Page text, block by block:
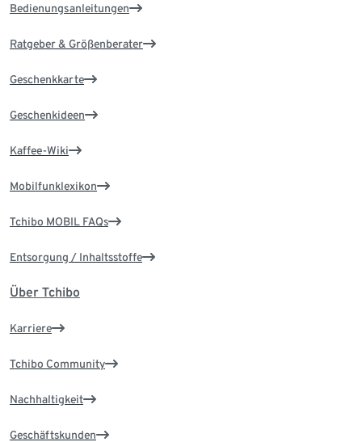
Bedienungsanleitungen
Ratgeber & Größenberater
Geschenkkarte
Geschenkideen
Kaffee-Wiki
Mobilfunklexikon
Tchibo MOBIL FAQs
Entsorgung / Inhaltsstoffe
Über Tchibo
Karriere
Tchibo Community
Nachhaltigkeit
Geschäftskunden